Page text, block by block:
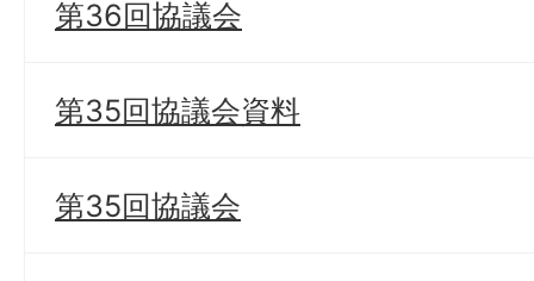
第36回協議会
第35回協議会資料
第35回協議会